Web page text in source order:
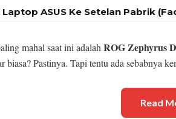
Laptop ASUS Ke Setelan Pabrik
mahal saat ini adalah ROG Zephyrus
biasa? Pastinya. Tapi tentu ada sebabnya
Read